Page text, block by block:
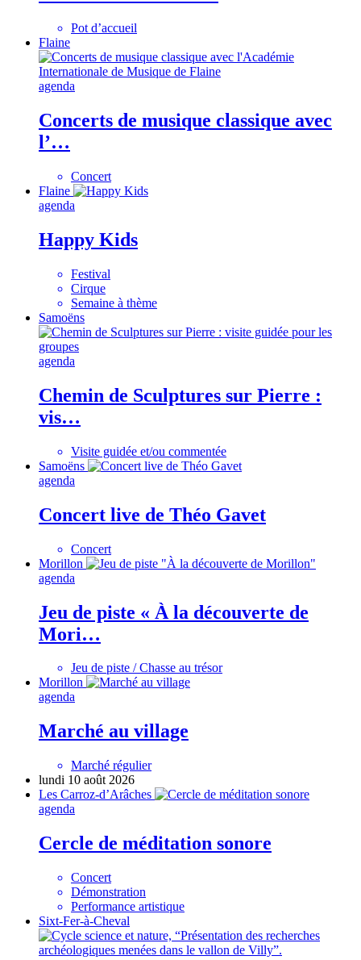
Pot d’accueil
Flaine
agenda
Concerts de musique classique avec
l’…
Concert
Flaine
agenda
Happy Kids
Festival
Cirque
Semaine à thème
Samoëns
agenda
Chemin de Sculptures sur Pierre :
vis…
Visite guidée et/ou commentée
Samoëns
agenda
Concert live de Théo Gavet
Concert
Morillon
agenda
Jeu de piste « À la découverte de
Mori…
Jeu de piste / Chasse au trésor
Morillon
agenda
Marché au village
Marché régulier
lundi 10 août 2026
Les Carroz-d’Arâches
agenda
Cercle de méditation sonore
Concert
Démonstration
Performance artistique
Sixt-Fer-à-Cheval